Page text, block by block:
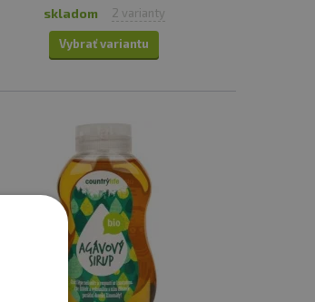
skladom 2 varianty
Vybrať variantu